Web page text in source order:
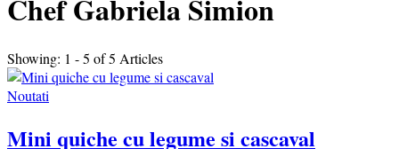
Chef Gabriela Simion
Showing: 1 - 5 of 5 Articles
Noutati
Mini quiche cu legume si cascaval